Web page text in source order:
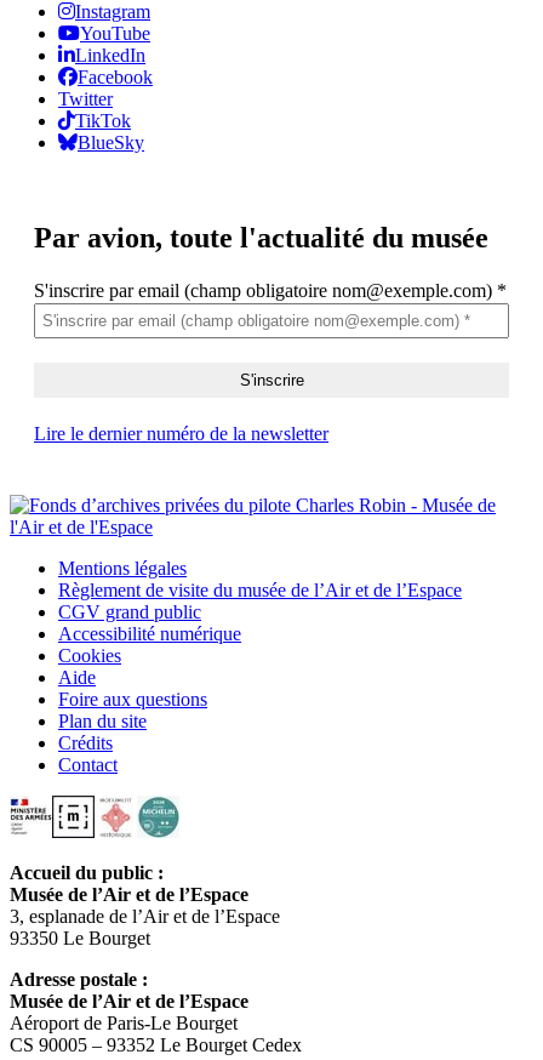
Instagram
YouTube
LinkedIn
Facebook
Twitter
TikTok
BlueSky
Par avion, toute l'actualité du musée
S'inscrire par email (champ obligatoire nom@exemple.com) *
Lire le dernier numéro de la newsletter
Mentions légales
Règlement de visite du musée de l’Air et de l’Espace
CGV grand public
Accessibilité numérique
Cookies
Aide
Foire aux questions
Plan du site
Crédits
Contact
Accueil du public :
Musée de l’Air et de l’Espace
3, esplanade de l’Air et de l’Espace
93350 Le Bourget
Adresse postale :
Musée de l’Air et de l’Espace
Aéroport de Paris-Le Bourget
CS 90005 – 93352 Le Bourget Cedex